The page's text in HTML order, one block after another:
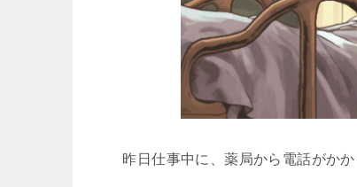
昨日仕事中に、薬局から電話がかか